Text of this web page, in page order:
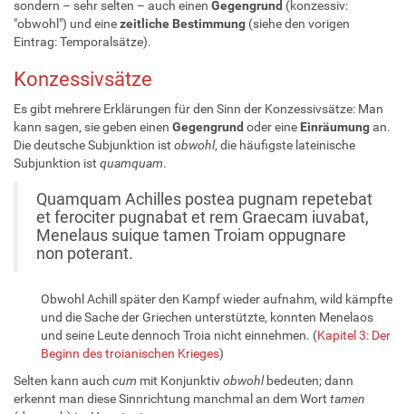
sondern – sehr selten – auch einen Gegengrund (konzessiv:
"obwohl") und einezeitliche Bestimmung (siehe den vorigen
Eintrag: Temporalsätze).
Konzessivsätze
Es gibt mehrere Erklärungen für den Sinn der Konzessivsätze: Man
kann sagen, sie geben einen Gegengrund oder eine Einräumungan.
Die deutsche Subjunktion ist obwohl, die häufigste lateinische
Subjunktion ist quamquam.
Quamquam Achilles postea pugnam repetebat
et ferociter pugnabat et rem Graecam iuvabat,
Menelaus suique tamen Troiam oppugnare
non poterant.
Obwohl Achill später den Kampf wieder aufnahm, wild kämpfte
und die Sache der Griechen unterstützte, konnten Menelaos
und seine Leute dennoch Troia nicht einnehmen. (Kapitel 3: Der
Beginn des troianischen Krieges)
Selten kann auch cum mit Konjunktivobwohlbedeuten; dann
erkennt man diese Sinnrichtung manchmal an dem Wort tamen